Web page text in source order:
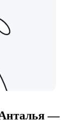
—